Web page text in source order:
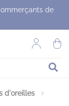
de
d'oreilles